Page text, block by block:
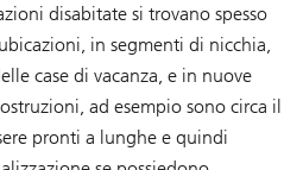
disabitate si trovano spesso
in segmenti di nicchia,
case di vacanza, e in nuove
ad esempio sono circa il
pronti a lunghe e quindi